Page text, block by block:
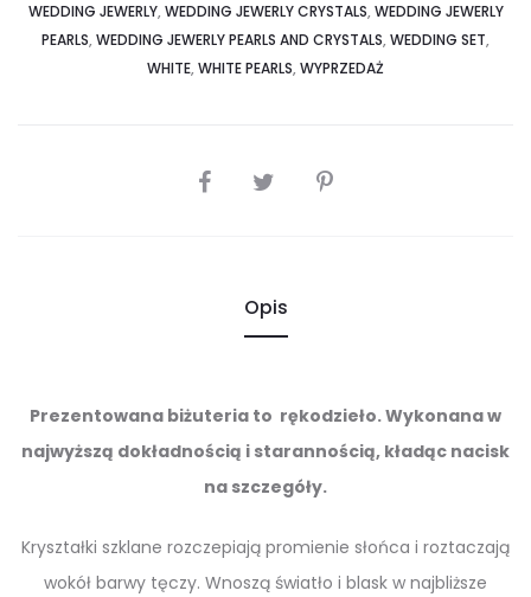
WEDDING JEWERLY, WEDDING JEWERLY CRYSTALS, WEDDING JEWERLY
PEARLS, WEDDING JEWERLY PEARLS AND CRYSTALS, WEDDING SET,
WHITE, WHITE PEARLS, WYPRZEDAŻ
SHARE
Opis
Prezentowana biżuteria to rękodzieło. Wykonana w
najwyższą dokładnością i starannością, kładąc nacisk
na szczegóły.
Kryształki szklane rozczepiają promienie słońca i roztaczają
wokół barwy tęczy. Wnoszą światło i blask w najbliższe